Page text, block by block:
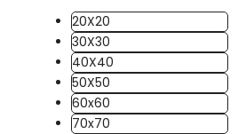
20X20
30X30
40X40
50X50
60x60
70x70